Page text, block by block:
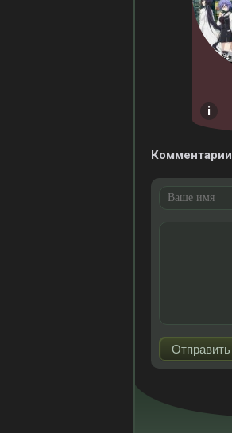
Комментарии